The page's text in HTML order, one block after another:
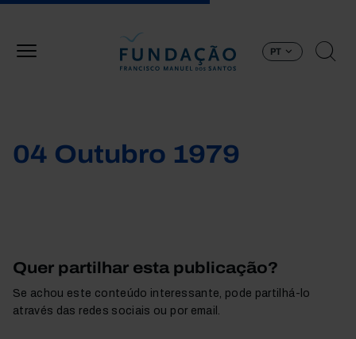
PT
04 Outubro 1979
Quer partilhar esta publicação?
Se achou este conteúdo interessante, pode partilhá-lo
através das redes sociais ou por email.